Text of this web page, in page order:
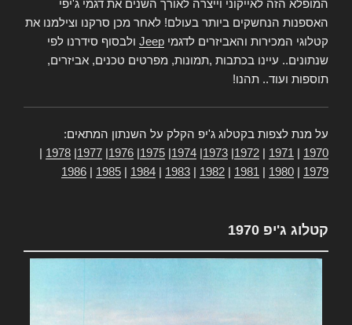
המופלא הזה לאייקוני וייצרה לאורך השנים את דגמי ג'יפי
האספנות הנחשקים ביותר בעולם! לאחר מכן סרקנו וצילמנו את
קטלוגי המכירות והאביזרים לדגמי Jeep ולבסוף סידרנו לפי
שנתונים.. עיינו בכתבות ,תמונות, מפרטים טכנים, אביזרים,
תוספות ועוד.. תהנו!
על מנת לצפות בקטלוג ג'יפ הקלק על השנתון המתאים:
1970
1971
1972
1973
1974
1975
1976
1977
1978
1979
1980
1981
1982
1983
1984
1985
1986
קטלוג ג'יפ 1970